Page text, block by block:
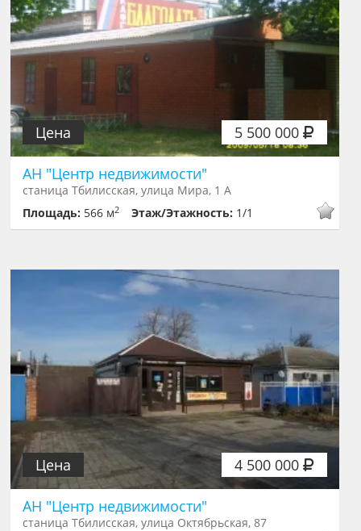
5 500 000
Цена
АН "Центр недвижимости"
станица Тбилисская, улица Мира, 1 А
Площадь: 566 м2 Этаж/Этажность: 1/1
4 500 000
Цена
АН "Центр недвижимости"
станица Тбилисская, улица Октябрьская, 87